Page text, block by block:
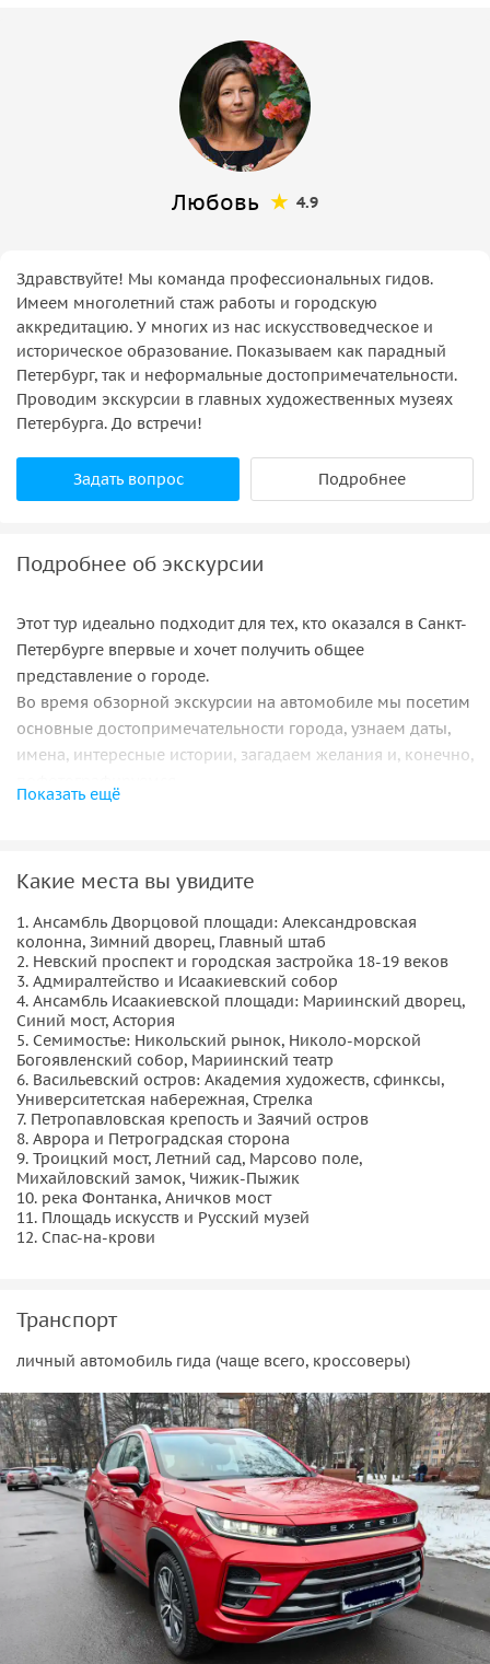
Любовь 4.9
Здравствуйте! Мы команда профессиональных гидов.
Имеем многолетний стаж работы и городскую
аккредитацию. У многих из нас искусствоведческое и
историческое образование. Показываем как парадный
Петербург, так и неформальные достопримечательности.
Проводим экскурсии в главных художественных музеях
Петербурга. До встречи!
Задать вопрос Подробнее
Подробнее об экскурсии
Этот тур идеально подходит для тех, кто оказался в Санкт-
Петербурге впервые и хочет получить общее
представление о городе.
Во время обзорной экскурсии на автомобиле мы посетим
основные достопримечательности города, узнаем даты,
имена, интересные истории, загадаем желания и, конечно,
достопримечательности.
Показать ещё
Какие места вы увидите
1. Ансамбль Дворцовой площади: Александровская
колонна, Зимний дворец, Главный штаб
2. Невский проспект и городская застройка 18-19 веков
3. Адмиралтейство и Исаакиевский собор
4. Ансамбль Исаакиевской площади: Мариинский дворец,
Синий мост, Астория
5. Семимостье: Никольский рынок, Николо-морской
Богоявленский собор, Мариинский театр
6. Васильевский остров: Академия художеств, сфинксы,
Университетская набережная, Стрелка
7. Петропавловская крепость и Заячий остров
8. Аврора и Петроградская сторона
9. Троицкий мост, Летний сад, Марсово поле,
Михайловский замок, Чижик-Пыжик
10. река Фонтанка, Аничков мост
11. Площадь искусств и Русский музей
12. Спас-на-крови
Транспорт
личный автомобиль гида (чаще всего, кроссоверы)